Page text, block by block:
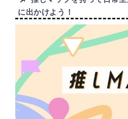
に出かけよう！